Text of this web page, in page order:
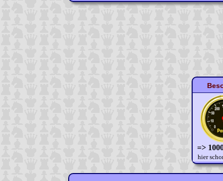
=>
hier